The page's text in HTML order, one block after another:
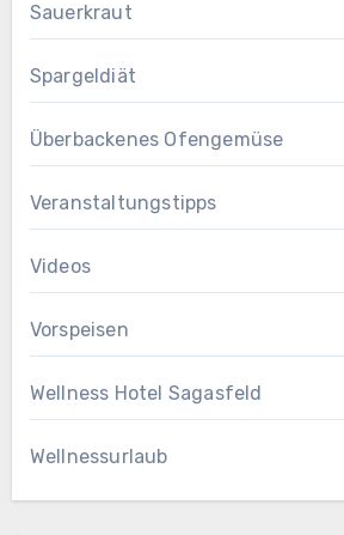
Sauerkraut
Spargeldiät
Überbackenes Ofengemüse
Veranstaltungstipps
Videos
Vorspeisen
Wellness Hotel Sagasfeld
Wellnessurlaub